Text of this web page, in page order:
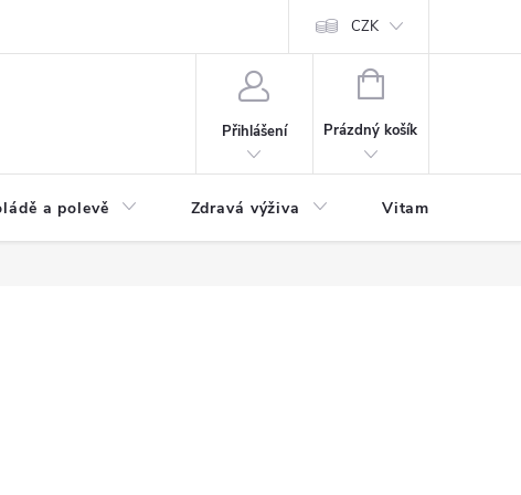
Formulář pro odstoupení od
CZK
Přihlášení
NÁKUPNÍ
Prázdný košík
a polevě Zdravá výživa Vitamíny a